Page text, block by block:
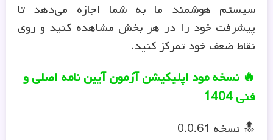
سیستم هوشمند ما به شما اجازه می‌دهد تا
پیشرفت خود را در هر بخش مشاهده کنید و روی
نقاط ضعف خود تمرکز کنید.
🔥 نسخه مود اپلیکیشن آزمون آیین نامه اصلی و
فنی 1404
🔝 نسخه 0.0.61